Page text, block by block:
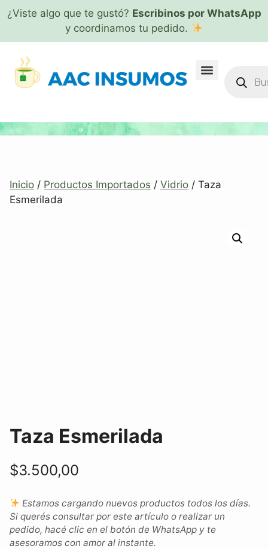
¿Viste algo que te gustó? Escribinos por WhatsApp
y coordinamos tu pedido.
Inicio / Productos Importados / Vidrio / Taza
Esmerilada
Taza Esmerilada
$3.500,00
Estamos cargando nuevos productos todos los días.
Si querés consultar por este artículo o realizar un
pedido, hacé clic en el botón de WhatsApp y te
asesoramos con amor al instante.